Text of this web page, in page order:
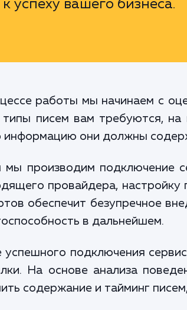
к успеху вашего бизнеса.
работы мы начинаем с
типы писем вам требуются,
информацию они должны
мы производим подключение
провайдера,
обеспечит безупречное
в дальнейшем.
успешного подключения
На основе анализа
содержание и тайминг